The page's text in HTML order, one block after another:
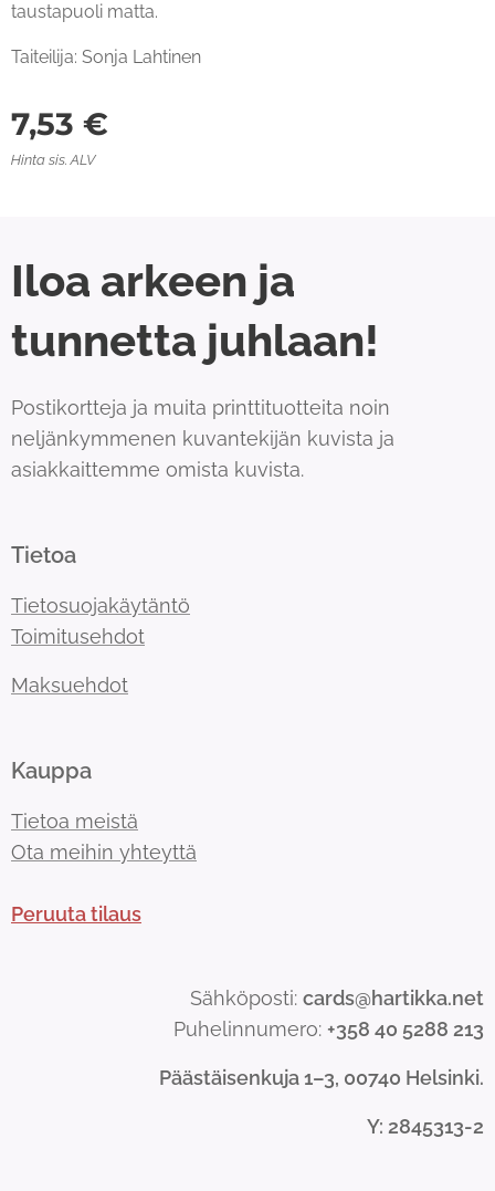
taustapuoli matta.
Taiteilija: Sonja Lahtinen
7,53 €
Hinta sis. ALV
Iloa arkeen ja
tunnetta juhlaan!
Postikortteja ja muita printtituotteita noin
neljänkymmenen kuvantekijän kuvista ja
asiakkaittemme omista kuvista.
Tietoa
Tietosuojakäytäntö
Toimitusehdot
Maksuehdot
Kauppa
Tietoa meistä
Ota meihin yhteyttä
Peruuta tilaus
Sähköposti: cards@hartikka.net
Puhelinnumero: +358 40 5288 213
Päästäisenkuja 1–3, 00740 Helsinki.
Y: 2845313-2